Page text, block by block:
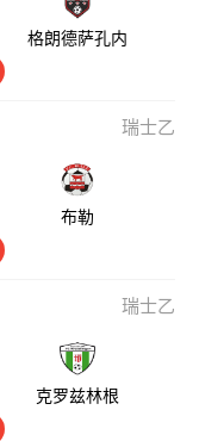
格朗德萨孔内
瑞士乙
布勒
瑞士乙
克罗兹林根